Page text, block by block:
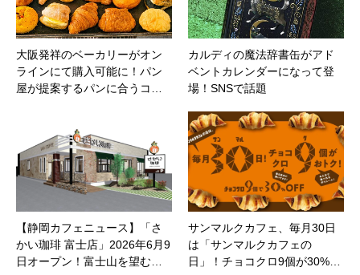
大阪発祥のベーカリーがオン
ラインにて購入可能に！パン
屋が提案するパンに合うコ…
カルディの魔法辞書缶がアド
ベントカレンダーになって登
場！SNSで話題
【静岡カフェニュース】「さ
かい珈琲 富士店」2026年6月9
日オープン！富士山を望む…
サンマルクカフェ、毎月30日
は「サンマルクカフェの
日」！チョコクロ9個が30%…